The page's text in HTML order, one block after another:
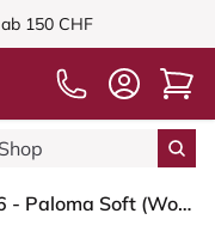
ab 150 CHF
HÅG Capisco 8106 - Paloma Soft (Wollsdorf) - Semi-Anilinleder - ATG55185 - Charcoal - Silber - 200 mm (Sitzhöhe 46-64cm) - Bodengleiter